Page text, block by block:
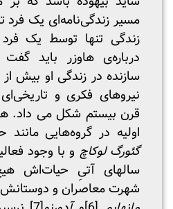
مسیر زندگی‌نامه‌ای یک فرد
زندگی تنها توسط یک
درباره‌ی هاوزر باید
سازنده‌ در زندگی‌ او بیش
نیروهای فکری و
قرن بیستم شکل می داد.
اولیه در گروه‌هایی مانند
گئورگ لوکاچ و با وجود
سالهای آتیِ حیات‌اش
شهرت معاصران و